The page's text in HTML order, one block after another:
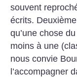
souvent
écrits.
qu’une chose
moins à une
nous convie
l’accompagner